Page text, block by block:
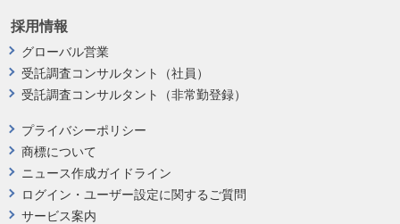
プライバシーポリシー
商標について
ニュース作成ガイドライン
ログイン・ユーザー設定に関するご質問
サービス案内
採用情報
グローバル営業
受託調査コンサルタント（社員）
受託調査コンサルタント（非常勤登録）